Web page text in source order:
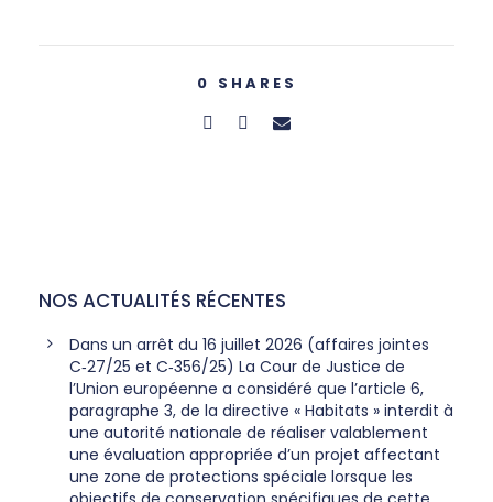
0 SHARES
NOS ACTUALITÉS RÉCENTES
Dans un arrêt du 16 juillet 2026 (affaires jointes
C‑27/25 et C‑356/25) La Cour de Justice de
l’Union européenne a considéré que l’article 6,
paragraphe 3, de la directive « Habitats » interdit à
une autorité nationale de réaliser valablement
une évaluation appropriée d’un projet affectant
une zone de protections spéciale lorsque les